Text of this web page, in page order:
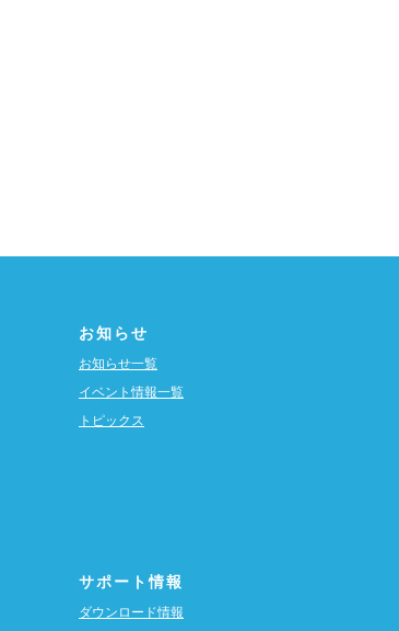
お知らせ
お知らせ一覧
イベント情報一覧
トピックス
サポート情報
ダウンロード情報